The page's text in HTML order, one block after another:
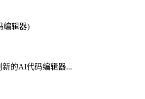
新的AI代码编辑器...